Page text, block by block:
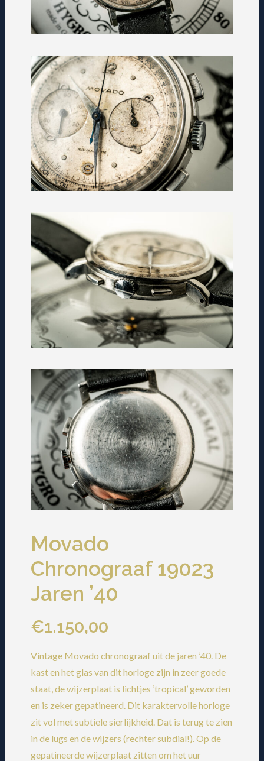
Movado
Chronograaf 19023
Jaren ’40
€1.150,00
Vintage Movado chronograaf uit de jaren ’40. De
kast en het glas van dit horloge zijn in zeer goede
staat, de wijzerplaat is lichtjes ‘tropical’ geworden
en is zeker gepatineerd. Dit karaktervolle horloge
zit vol met subtiele sierlijkheid. Dat is terug te zien
in de lugs en de wijzers (rechter subdial!). Op de
gepatineerde wijzerplaat zitten om het uur